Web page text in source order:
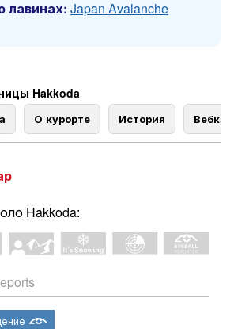
лавинах: Japan Avalanche
Hakkoda
О курорте История
Hakkoda: